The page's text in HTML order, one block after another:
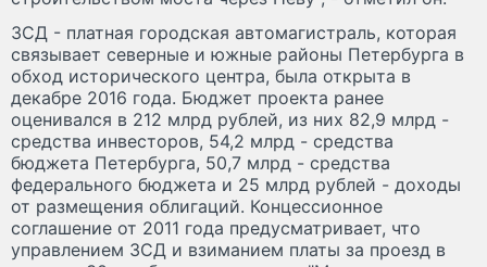
ЗСД - платная городская автомагистраль, которая
связывает северные и южные районы Петербурга в
обход исторического центра, была открыта в
декабре 2016 года. Бюджет проекта ранее
оценивался в 212 млрд рублей, из них 82,9 млрд -
средства инвесторов, 54,2 млрд - средства
бюджета Петербурга, 50,7 млрд - средства
федерального бюджета и 25 млрд рублей - доходы
от размещения облигаций. Концессионное
соглашение от 2011 года предусматривает, что
управлением ЗСД и взиманием платы за проезд в